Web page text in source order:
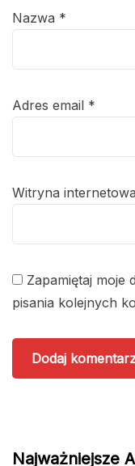
Nazwa *
Adres email *
Witryna internetowa
Zapamiętaj moje
pisania kolejnych
Najważniejsze